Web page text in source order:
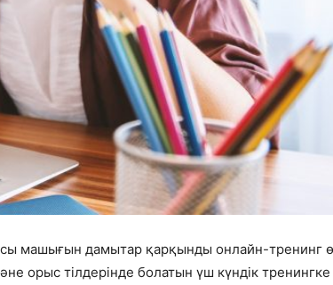
машығын дамытар қарқынды онлайн-тренинг
орыс тілдерінде болатын үш күндік